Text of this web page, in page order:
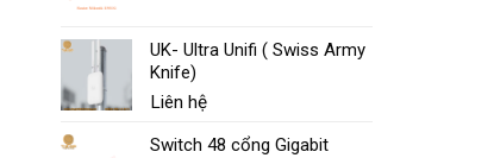
UK- Ultra Unifi ( Swiss Army
Knife)
Liên hệ
Switch 48 cổng Gigabit